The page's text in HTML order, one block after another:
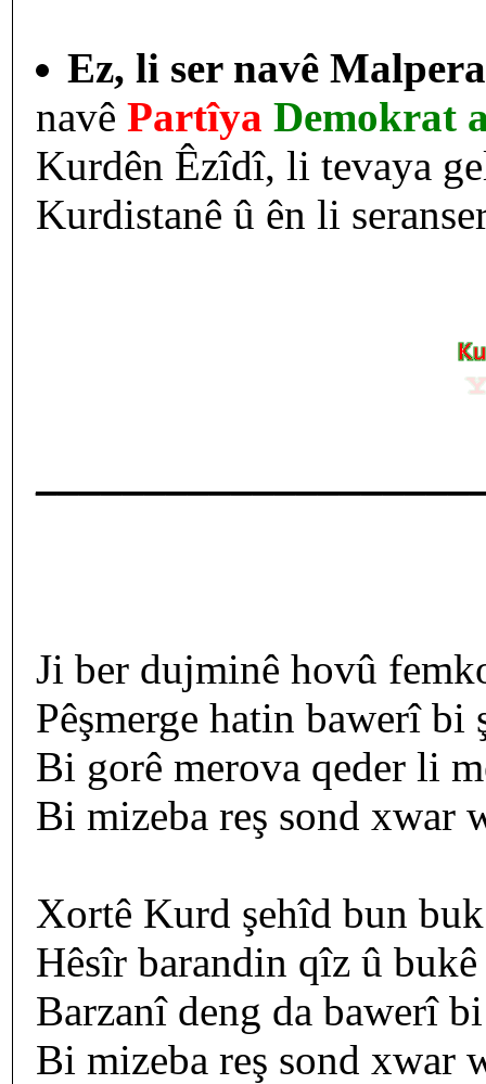
Ez, li ser navê
navê Partîya Demokrat
Kurdên Êzîdî, li tevaya
Kurdistanê û ên li
Ji ber dujminê hovû
Pêşmerge hatin bawerî bi
Bi gorê merova qeder li
Bi mizeba reş sond xwar
Xortê Kurd şehîd bun
Hêsîr barandin qîz û bukê
Barzanî deng da bawerî
Bi mizeba reş sond xwar